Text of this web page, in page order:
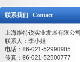
联系我们 Contact
上海维特锐实业发展有限公司
联系人：李小姐
电话：86-021-52990905
传真：86-021-52500777